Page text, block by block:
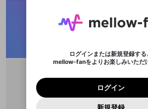
・。・
チームメンバーに追加し
キャンセル
ブロックリストに追加し
キャンセル
この動画の公開は終了
OK
※ファンレター機能は有料サービスです
動画プレイリストを選
動画プレイリストがありませ
ポイントが不足して
した。 サービスを利用するには変
を確
または
Google
Yahoo! JAPAN
次にお進みください。
または
Google
Yahoo! JAPAN
ログイン
パスワードを忘れた方はこちら
ログインまたは新規登録する
mellow-fanをよりお楽しみいただ
ログイン
新規登録
登録したメールアドレスを入力し、送
再設定する
入力していただいたメー
スに、パスワード再設定
のでご確認ください
OK
お住まいの地域
ご登録いただいた情報はサービスの
として使用いたします。
一部サービスをご利用いただくには
メイン及びcs.openrec.co.jpドメイン
定に含まれていないかご確認ください。
セッションの有効期限が
プレミアム会員に入会
わいせつな表現
著作権の侵害
報告された問題については、利用規約に
どうかをスタッフが確認します。
Discordアカウントをお持ちでな
Discordアカウントを作成
Discordは第三者が提供するコミュニティーサ
mellow-fanとは関わりがありません。